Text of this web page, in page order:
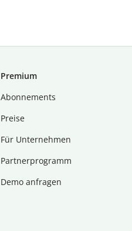
Premium
Abon­ne­ments
Preise
Für Unternehmen
Partnerprogramm
Demo anfragen